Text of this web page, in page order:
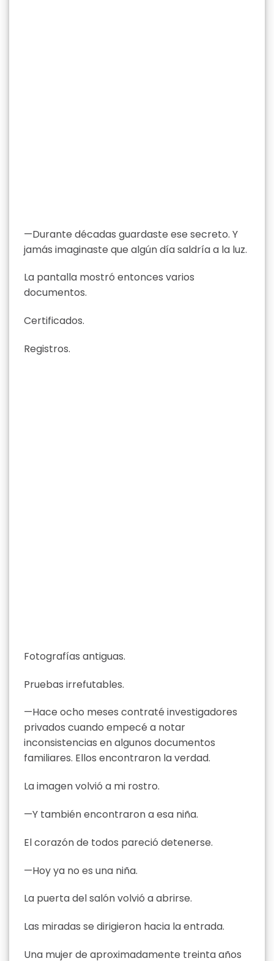
—Durante décadas guardaste ese secreto. Y
jamás imaginaste que algún día saldría a la luz.
La pantalla mostró entonces varios
documentos.
Certificados.
Registros.
Fotografías antiguas.
Pruebas irrefutables.
—Hace ocho meses contraté investigadores
privados cuando empecé a notar
inconsistencias en algunos documentos
familiares. Ellos encontraron la verdad.
La imagen volvió a mi rostro.
—Y también encontraron a esa niña.
El corazón de todos pareció detenerse.
—Hoy ya no es una niña.
La puerta del salón volvió a abrirse.
Las miradas se dirigieron hacia la entrada.
Una mujer de aproximadamente treinta años